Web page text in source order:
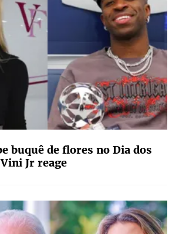
buquê de flores no Dia dos
Jr reage